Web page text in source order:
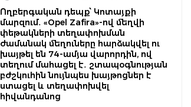
Ողբերգական դեպք՝ Կոտայքի
մարզում․ «Opel Zafira»-ով մեղվի
փեթակների տեղափոխման
ժամանակ մեղուները հարձակվել ու
խայթել են 74-ամյա վարորդին, ով
տեղում մահացել է․ շտապօգնության
բժշկուհին նույնպես խայթոցներ է
ստացել և տեղափոխվել
հիվանդանոց